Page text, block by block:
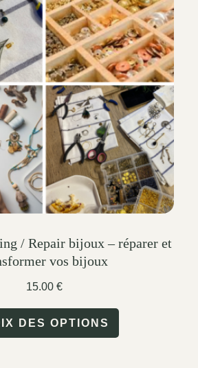
options
may
be
chosen
on
the
product
page
/ Repair bijoux – réparer et
vos bijoux
15.00 €
DES OPTIONS